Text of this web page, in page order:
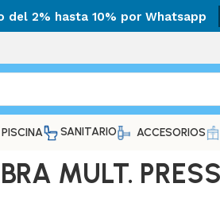
del 2% hasta 10% por Whatsapp
PISCINA SANITARIO ACCESORIOS
MULT.